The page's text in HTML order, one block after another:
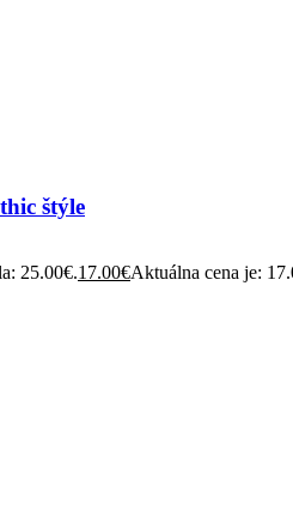
štýle
25.00€.17.00€Aktuálna cena je: